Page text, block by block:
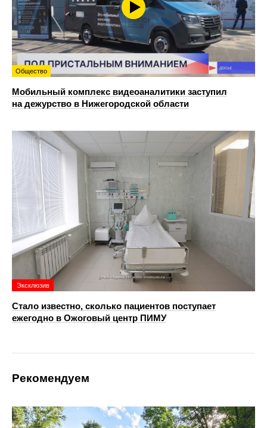
Общество
Мобильный комплекс видеоаналитики заступил
на дежурство в Нижегородской области
Эксклюзив
Стало известно, сколько пациентов поступает
ежегодно в Ожоговый центр ПИМУ
Рекомендуем